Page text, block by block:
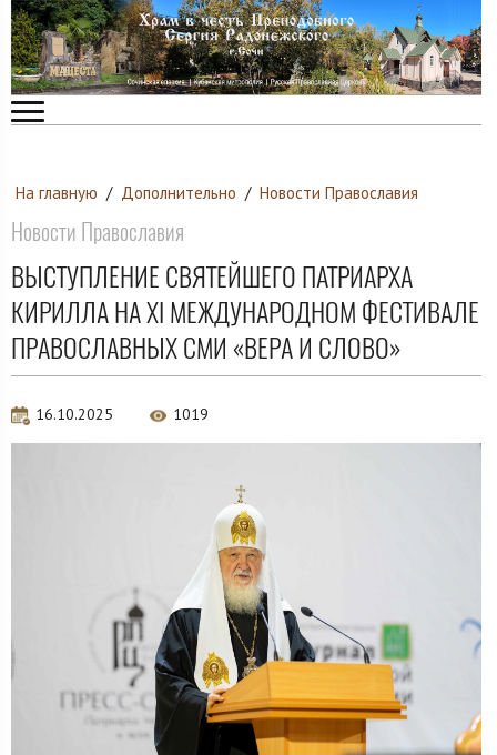
На главную / Дополнительно / Новости Православия
Новости Православия
ВЫСТУПЛЕНИЕ СВЯТЕЙШЕГО ПАТРИАРХА
КИРИЛЛА НА XI МЕЖДУНАРОДНОМ ФЕСТИВАЛЕ
ПРАВОСЛАВНЫХ СМИ «ВЕРА И СЛОВО»
16.10.2025 1019